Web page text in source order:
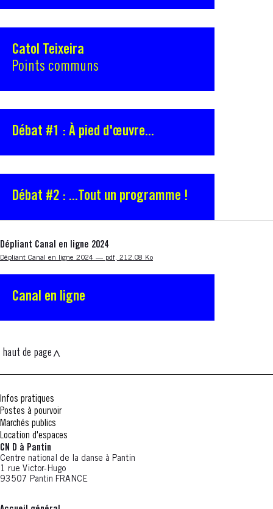
Catol Teixeira
Points communs
Débat #1 : À pied d'œuvre...
Débat #2 : ...Tout un programme !
Dépliant Canal en ligne 2024
Nouvelle fenêtre
Dépliant Canal en ligne 2024 — pdf, 212.08 Ko
Canal en ligne
haut de page
Infos pratiques
Postes à pourvoir
Marchés publics
Location d'espaces
CN D à Pantin
Centre national de la danse à Pantin
1 rue Victor-Hugo
93507 Pantin FRANCE